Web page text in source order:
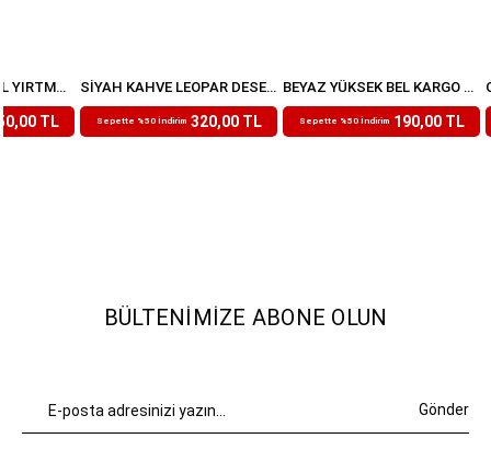
İNDIGO YÜKSEK BEL YIRTMAÇLI MODAL EŞOFMAN ALTI
TL
SIYAH KAHVE LEOPAR DESENLI BELI LASTIKLI PANTOLON
₺639,99
Sepette %50 İndirim 320,00 TL
BEYAZ YÜKSEK BEL KARGO CEP PANTOLON
₺379,99
Sepette %50 İndirim 190,00 TL
BÜLTENIMIZE ABONE OLUN
Gönder